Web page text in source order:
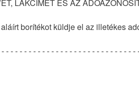
LAKCÍMÉT ÉS AZ
borítékot küldje el az illetékes
- - - - - - - - - - - - - - - - - - - - - - - - - - - -